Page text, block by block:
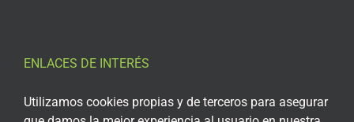
ENLACES DE INTERÉS
Aviso Legal
Utilizamos cookies propias y de terceros para asegurar